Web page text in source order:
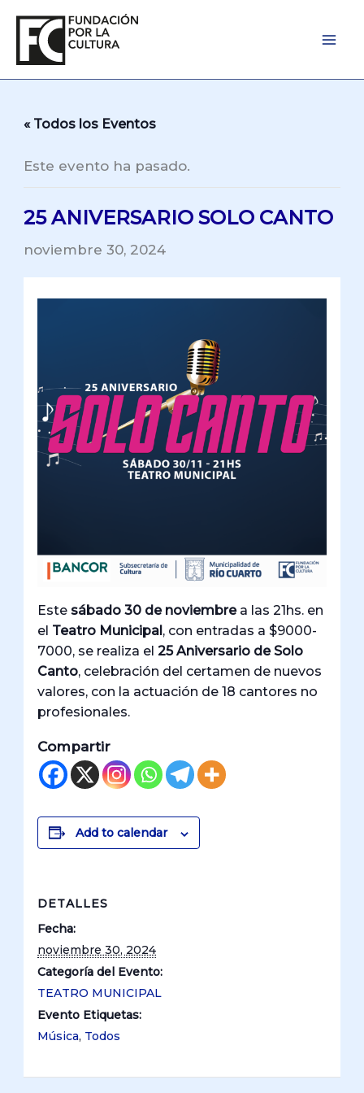
contenido
« Todos los Eventos
Este evento ha pasado.
25 ANIVERSARIO SOLO CANTO
noviembre 30, 2024
Estesábado 30 de noviembre a las 21hs. en
el Teatro Municipal , con entradas a $9000-
7000, se realiza el25 Aniversario de Solo
Canto, celebración del certamen de nuevos
valores, con la actuación de 18 cantores no
profesionales.
Compartir
Add to calendar
DETALLES
Fecha:
noviembre 30, 2024
Categoría del Evento:
TEATRO MUNICIPAL
Evento Etiquetas:
Música, Todos